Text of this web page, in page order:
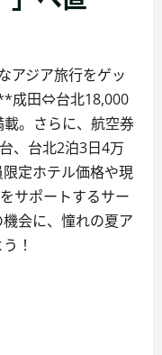
アジア旅行をゲッ
成田⇔台北18,000
。さらに、航空券
、台北2泊3日4万
定ホテル価格や現
サポートするサー
会に、憧れの夏ア
！